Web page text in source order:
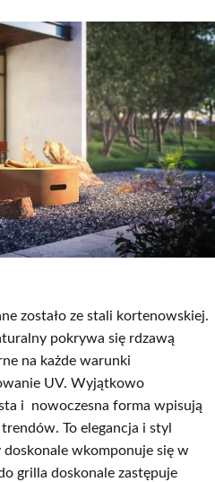
zostało ze stali kortenowskiej.
pokrywa się rdzawą
na każde warunki
UV. Wyjątkowo
i nowoczesna forma wpisują
To elegancja i styl
doskonale wkomponuje się w
grilla doskonale zastępuje